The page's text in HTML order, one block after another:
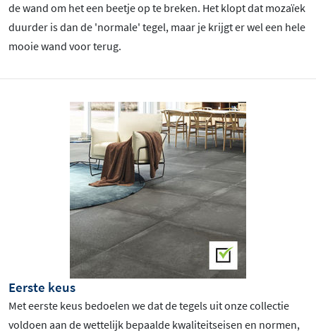
de wand om het een beetje op te breken. Het klopt dat mozaïek
duurder is dan de 'normale' tegel, maar je krijgt er wel een hele
mooie wand voor terug.
Eerste keus
Met eerste keus bedoelen we dat de tegels uit onze collectie
voldoen aan de wettelijk bepaalde kwaliteitseisen en normen,